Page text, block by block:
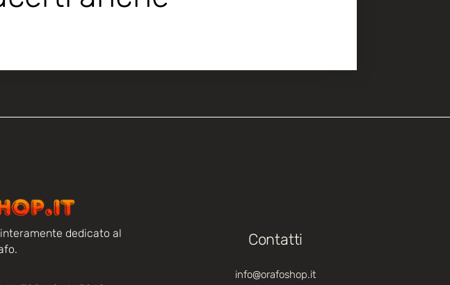
dedicato al
Contatti
info@orafoshop.it